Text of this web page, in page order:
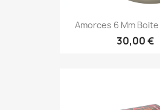
Amorces 6 Mm Boite
30,00 €